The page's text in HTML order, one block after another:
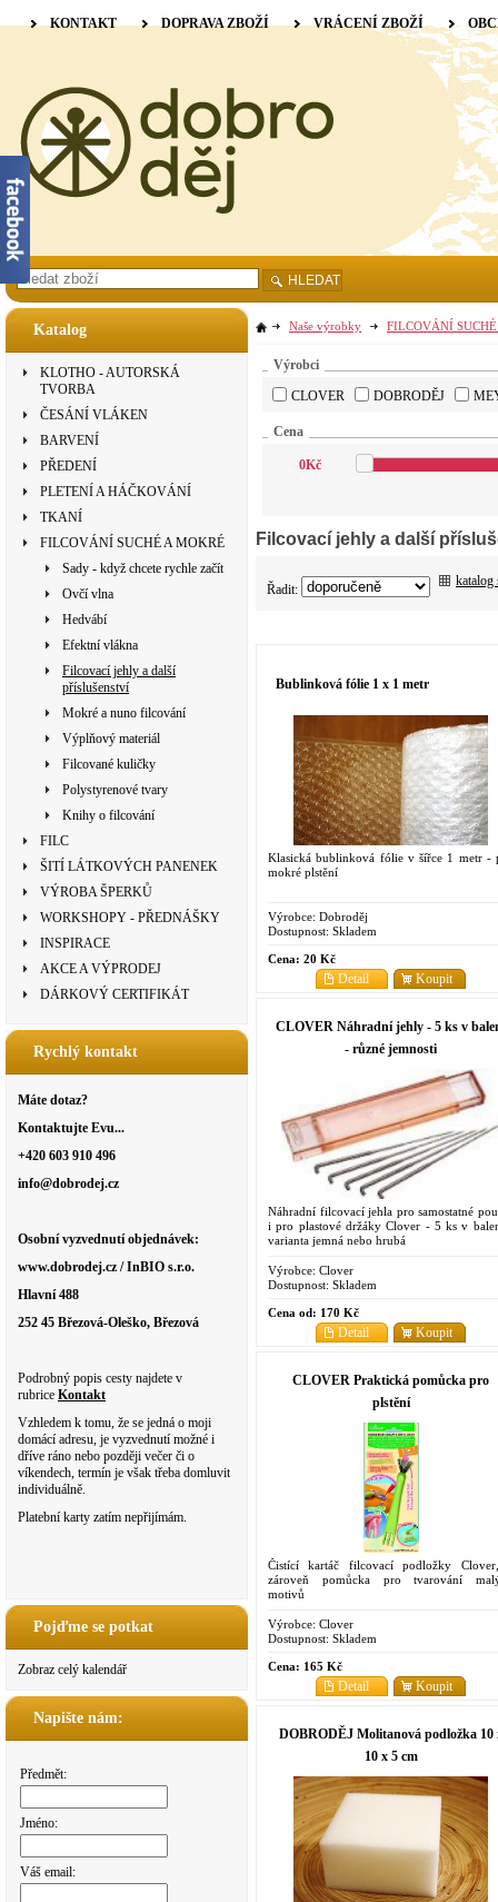
Katalog
KLOTHO - AUTORSKÁ
TVORBA
ČESÁNÍ VLÁKEN
BARVENÍ
PŘEDENÍ
PLETENÍ A HÁČKOVÁNÍ
TKANÍ
FILCOVÁNÍ SUCHÉ A MOKRÉ
Sady - když chcete rychle začít
Ovčí vlna
Hedvábí
Efektní vlákna
Filcovací jehly a další
příslušenství
Mokré a nuno filcování
Výplňový materiál
Filcované kuličky
Polystyrenové tvary
Knihy o filcování
FILC
ŠITÍ LÁTKOVÝCH PANENEK
VÝROBA ŠPERKŮ
WORKSHOPY - PŘEDNÁŠKY
INSPIRACE
AKCE A VÝPRODEJ
DÁRKOVÝ CERTIFIKÁT
Rychlý kontakt
Máte dotaz?
Kontaktujte Evu...
+420 603 910 496
info@dobrodej.cz
Osobní vyzvednutí objednávek:
www.dobrodej.cz / InBIO s.r.o.
Hlavní 488
252 45 Březová-Oleško, Březová
Podrobný popis cesty najdete v
rubrice Kontakt
Vzhledem k tomu, že se jedná o moji
domácí adresu, je vyzvednutí možné i
dříve ráno nebo později večer či o
víkendech, termín je však třeba domluvit
individuálně.
Platební karty zatím nepřijímám.
Pojďme se potkat
Zobraz celý kalendář
Napište nám:
Předmět:
Jméno:
Váš email:
Naše výrobky FILCOVÁNÍ
Výrobci
CLOVER
DOBRODĚJ
Cena
0Kč
Filcovací jehly a další
Řadit:
katalog
Bublinková fólie 1 x 1 metr
Klasická bublinková fólie v šířce 1 metr -
mokré plstění
Výrobce: Dobroděj
Dostupnost: Skladem
Cena: 20 Kč
Koupit
Detail
CLOVER Náhradní jehly - 5 ks v
- různé jemnosti
Náhradní filcovací jehla pro samostatné
i pro plastové držáky Clover - 5 ks v
varianta jemná nebo hrubá
Výrobce: Clover
Dostupnost: Skladem
Cena od: 170 Kč
Koupit
Detail
CLOVER Praktická pomůcka pro
plstění
Čistící kartáč filcovací podložky
zároveň pomůcka pro tvarování
motivů
Výrobce: Clover
Dostupnost: Skladem
Cena: 165 Kč
Koupit
Detail
DOBRODĚJ Molitanová podložka 10
10 x 5 cm
KONTAKT DOPRAVA ZBOŽÍ VRÁCENÍ ZBOŽÍ
HLEDAT